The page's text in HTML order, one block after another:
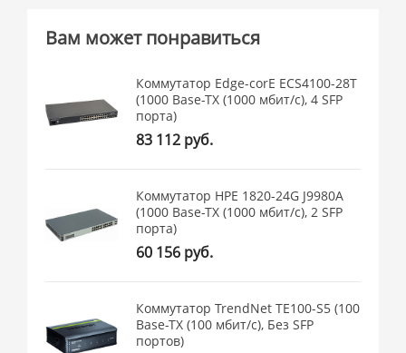
Вам может понравиться
Коммутатор Edge-corE ECS4100-28T
(1000 Base-TX (1000 мбит/с), 4 SFP
порта)
83 112 руб.
Коммутатор HPE 1820-24G J9980A
(1000 Base-TX (1000 мбит/с), 2 SFP
порта)
60 156 руб.
Коммутатор TrendNet TE100-S5 (100
Base-TX (100 мбит/с), Без SFP
портов)